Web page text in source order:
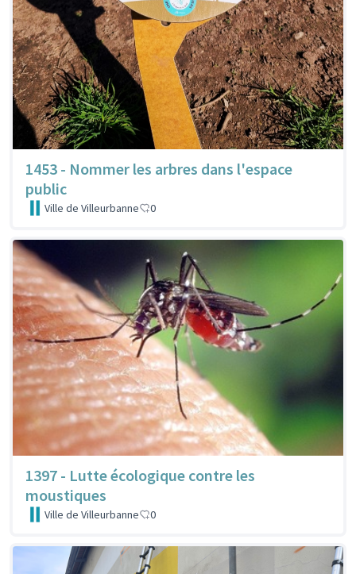
1453 - Nommer les arbres dans l'espace
public
Ville de Villeurbanne 0
1397 - Lutte écologique contre les
moustiques
Ville de Villeurbanne 0